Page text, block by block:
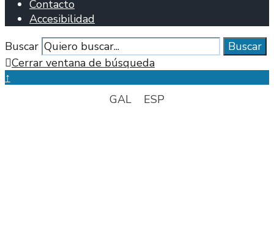
Contacto
Accesibilidad
Buscar
Buscar
Cerrar ventana de búsqueda
↑
GAL
ESP